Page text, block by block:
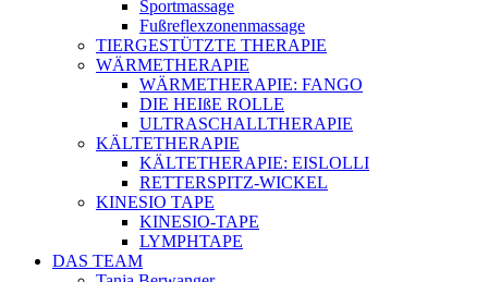
Sportmassage
Fußreflexzonenmassage
TIERGESTÜTZTE THERAPIE
WÄRMETHERAPIE
WÄRMETHERAPIE: FANGO
DIE HEIßE ROLLE
ULTRASCHALLTHERAPIE
KÄLTETHERAPIE
KÄLTETHERAPIE: EISLOLLI
RETTERSPITZ-WICKEL
KINESIO TAPE
KINESIO-TAPE
LYMPHTAPE
DAS TEAM